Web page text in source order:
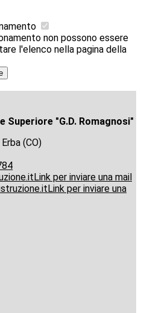
non possono essere
l'elenco nella pagina della
"G.D. Romagnosi"
(CO)
Link per inviare una mail
Link per inviare una